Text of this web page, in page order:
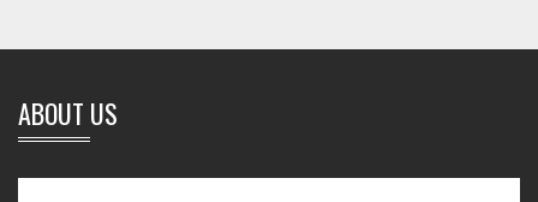
ABOUT US